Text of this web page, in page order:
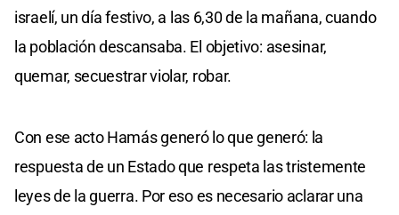
israelí, un día festivo, a las 6,30 de la mañana, cuando
la población descansaba. El objetivo: asesinar,
quemar, secuestrar violar, robar.
Con ese acto Hamás generó lo que generó: la
respuesta de un Estado que respeta las tristemente
leyes de la guerra. Por eso es necesario aclarar una